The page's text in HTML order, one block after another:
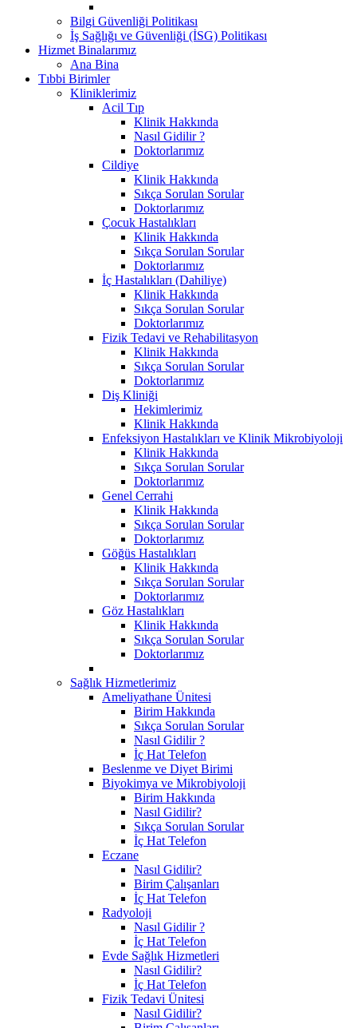
Bilgi Güvenliği Politikası
İş Sağlığı ve Güvenliği (İSG) Politikası
Hizmet Binalarımız
Ana Bina
Tıbbi Birimler
Kliniklerimiz
Acil Tıp
Klinik Hakkında
Nasıl Gidilir ?
Doktorlarımız
Cildiye
Klinik Hakkında
Sıkça Sorulan Sorular
Doktorlarımız
Çocuk Hastalıkları
Klinik Hakkında
Sıkça Sorulan Sorular
Doktorlarımız
İç Hastalıkları (Dahiliye)
Klinik Hakkında
Sıkça Sorulan Sorular
Doktorlarımız
Fizik Tedavi ve Rehabilitasyon
Klinik Hakkında
Sıkça Sorulan Sorular
Doktorlarımız
Diş Kliniği
Hekimlerimiz
Klinik Hakkında
Enfeksiyon Hastalıkları ve Klinik Mikrobiyoloji
Klinik Hakkında
Sıkça Sorulan Sorular
Doktorlarımız
Genel Cerrahi
Klinik Hakkında
Sıkça Sorulan Sorular
Doktorlarımız
Göğüs Hastalıkları
Klinik Hakkında
Sıkça Sorulan Sorular
Doktorlarımız
Göz Hastalıkları
Klinik Hakkında
Sıkça Sorulan Sorular
Doktorlarımız
Sağlık Hizmetlerimiz
Ameliyathane Ünitesi
Birim Hakkında
Sıkça Sorulan Sorular
Nasıl Gidilir ?
İç Hat Telefon
Beslenme ve Diyet Birimi
Biyokimya ve Mikrobiyoloji
Birim Hakkında
Nasıl Gidilir?
Sıkça Sorulan Sorular
İç Hat Telefon
Eczane
Nasıl Gidilir?
Birim Çalışanları
İç Hat Telefon
Radyoloji
Nasıl Gidilir ?
İç Hat Telefon
Evde Sağlık Hizmetleri
Nasıl Gidilir?
İç Hat Telefon
Fizik Tedavi Ünitesi
Nasıl Gidilir?